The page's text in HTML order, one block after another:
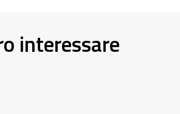
interessare